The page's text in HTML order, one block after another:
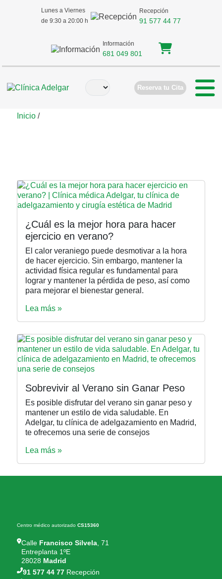
Lunes a Viernes
de 9:30 a 20:00 h
Recepción
91 577 44 77
Información
681 049 801
Reserva tu Cita
Inicio /
¿Cuál es la mejor hora para hacer
ejercicio en verano?
El calor veraniego puede desmotivar a la hora
de hacer ejercicio. Sin embargo, mantener la
actividad física regular es fundamental para
lograr y mantener la pérdida de peso, así como
para mejorar el bienestar general.
Lea más »
Sobrevivir al Verano sin Ganar Peso
Es posible disfrutar del verano sin ganar peso y
mantener un estilo de vida saludable. En
Adelgar, tu clínica de adelgazamiento en Madrid,
te ofrecemos una serie de consejos
Lea más »
Centro médico autorizadoCS15360
Calle Francisco Silvela, 71
Entreplanta 1ºE
28028 Madrid
91 577 44 77 Recepción